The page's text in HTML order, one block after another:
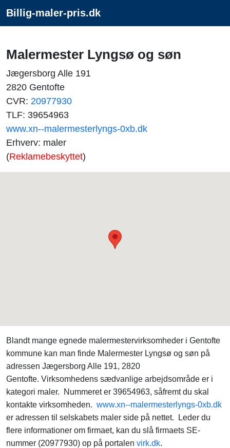
Billig-maler-pris.dk
Malermester Lyngsø og søn
Jægersborg Alle 191
2820 Gentofte
CVR: 20977930
TLF: 39654963
www.xn--malermesterlyngs-0xb.dk
Erhverv: maler
(Reklamebeskyttet)
Blandt mange egnede malermestervirksomheder i Gentofte
kommune kan man finde Malermester Lyngsø og søn på
adressen Jægersborg Alle 191, 2820
Gentofte. Virksomhedens sædvanlige arbejdsområde er i
kategori maler. Nummeret er 39654963, såfremt du skal
kontakte virksomheden. www.xn--malermesterlyngs-0xb.dk
er adressen til selskabets maler side på nettet. Leder du
flere informationer om firmaet, kan du slå firmaets SE-
nummer (20977930) op på portalen virk.dk.